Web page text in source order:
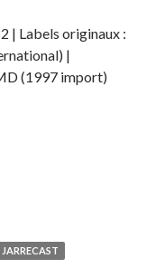
| Labels originaux :
|
(1997 import)
/ The concerts in